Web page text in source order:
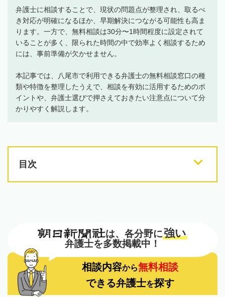
弁護士に相談することで、現状の問題点が整理され、取るべ
き対応が明確になるほか、早期解決につながる可能性も高ま
ります。一方で、無料相談は30分〜1時間程度に設定されて
いることが多く、限られた時間の中で効率よく相談するため
には、事前準備が欠かせません。
本記事では、八尾市で利用できる弁護士の無料相談窓口の種
類や特徴を整理したうえで、相談を有効に活用するためのポ
イントや、弁護士選びで押さえておきたい注意点について分
かりやすく解説します。
目次
は、各分野に強い
弁護士を多数掲載中！
相談内容から無料相談
できる弁護士を探す